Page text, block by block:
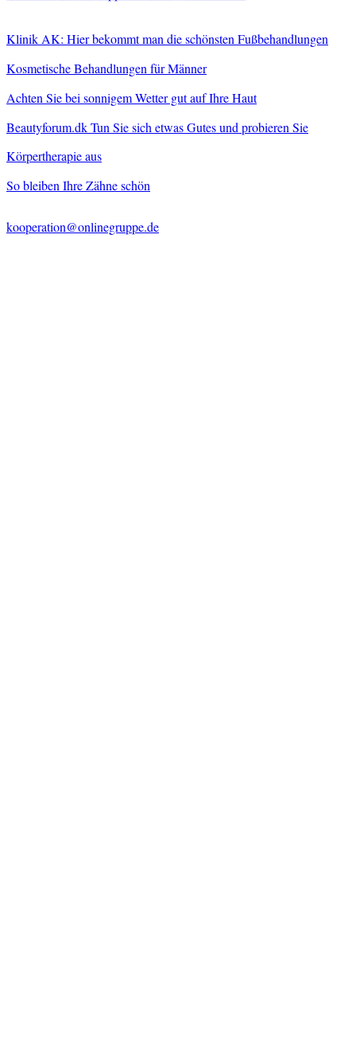
Klinik AK: Hier bekommt man die schönsten Fußbehandlungen
Kosmetische Behandlungen für Männer
Achten Sie bei sonnigem Wetter gut auf Ihre Haut
Beautyforum.dk Tun Sie sich etwas Gutes und probieren Sie
Körpertherapie aus
So bleiben Ihre Zähne schön
kooperation@onlinegruppe.de